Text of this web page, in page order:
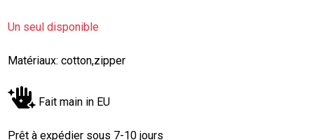
Un seul disponible
Matériaux: cotton,zipper
Fait main in EU
Prêt à expédier sous 7-10 jours